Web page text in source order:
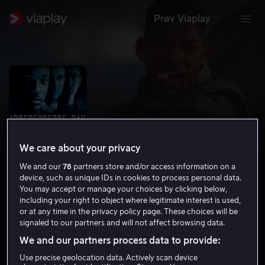
Prøv Viaplay
Independence Day
12 år
HD
We care about your privacy
We and our78 partners store and/or access information on a
device, such as unique IDs in cookies to process personal data.
You may accept or manage your choices by clicking below,
including your right to object where legitimate interest is used,
or at any time in the privacy policy page. These choices will be
signaled to our partners and will not affect browsing data.
We and our partners process data to provide:
Use precise geolocation data. Actively scan device